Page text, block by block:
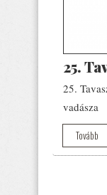
25.
25.
vadásza
Tovább